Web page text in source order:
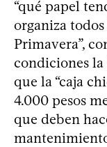
“qué papel
organiza todos
Primavera”,
condiciones
que la “caja
4.000 pesos
que deben